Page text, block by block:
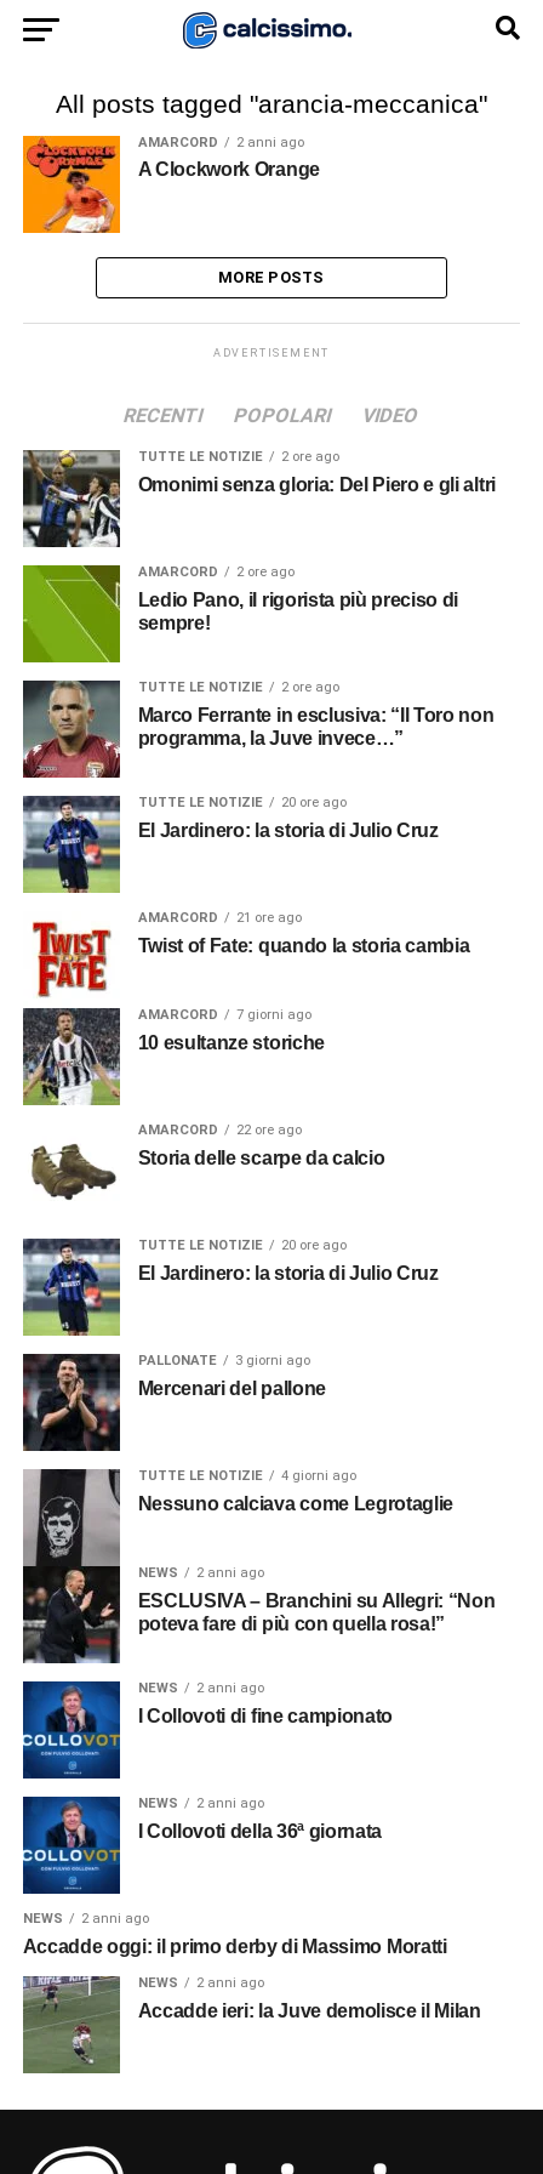
All posts tagged "arancia-meccanica"
AMARCORD 2 anni ago
A Clockwork Orange
MORE POSTS
ADVERTISEMENT
RECENTI POPOLARI VIDEO
TUTTE LE NOTIZIE 2 ore ago
Omonimi senza gloria: Del Piero e gli altri
AMARCORD 2 ore ago
Ledio Pano, il rigorista più preciso di
sempre!
TUTTE LE NOTIZIE 2 ore ago
Marco Ferrante in esclusiva: “Il Toro non
programma, la Juve invece…”
TUTTE LE NOTIZIE 20 ore ago
El Jardinero: la storia di Julio Cruz
AMARCORD 21 ore ago
Twist of Fate: quando la storia cambia
AMARCORD 7 giorni ago
10 esultanze storiche
AMARCORD 22 ore ago
Storia delle scarpe da calcio
TUTTE LE NOTIZIE 20 ore ago
El Jardinero: la storia di Julio Cruz
PALLONATE 3 giorni ago
Mercenari del pallone
TUTTE LE NOTIZIE 4 giorni ago
Nessuno calciava come Legrotaglie
NEWS 2 anni ago
ESCLUSIVA – Branchini su Allegri: “Non
poteva fare di più con quella rosa!”
NEWS 2 anni ago
I Collovoti di fine campionato
NEWS 2 anni ago
I Collovoti della 36ª giornata
NEWS 2 anni ago
Accadde oggi: il primo derby di Massimo Moratti
NEWS 2 anni ago
Accadde ieri: la Juve demolisce il Milan